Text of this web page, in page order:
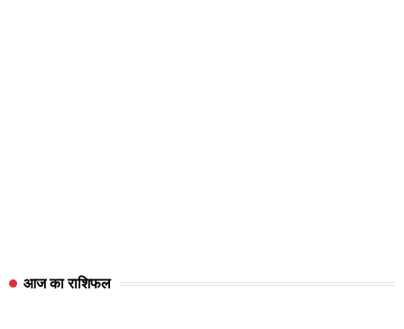
आज का राशिफल